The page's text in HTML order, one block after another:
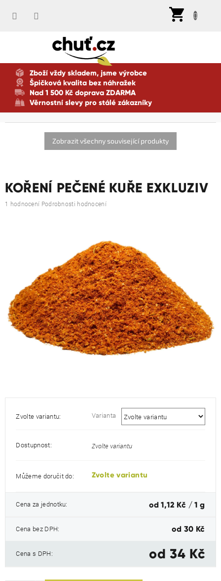
Zboží vždy skladem, jsme výrobce
Špičková kvalita bez náhražek
Nad 1 500 Kč doprava ZDARMA
Věrnostní slevy pro stálé zákazníky
KOŘENÍ PEČENÉ KUŘE EXKLUZIV
Průměrné
1 hodnocení Podrobnosti hodnocení
Zvolte variantu: Varianta
Dostupnost: Zvolte variantu
Můžeme doručit do: Zvolte variantu
Cena za jednotku:
Měrná
od 1,12 Kč / 1 g
Cena bez DPH: od 30 Kč
Cena s DPH: od34 Kč
Zobrazit všechny související produkty